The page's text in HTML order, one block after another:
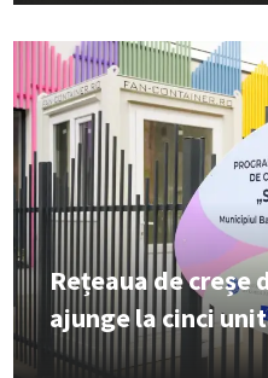
Rețeaua de creșe
ajunge la cinci